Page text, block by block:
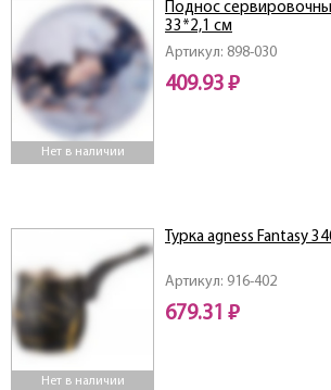
Нет в наличии
Артикул: 898-030
Поднос
33*2,1 см
409.93 ₽
Нет в наличии
Артикул: 916-402
Турка agness Fantasy
679.31 ₽